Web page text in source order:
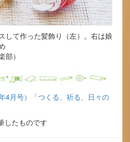
して作った髪飾り（左）。右は娘
）
4月号）「つくる、祈る、日々の
したものです